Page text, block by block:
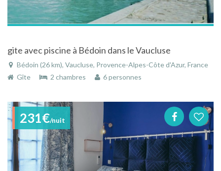
gite avec piscine à Bédoin dans le Vaucluse
Bédoin (26 km), Vaucluse, Provence-Alpes-Côte d'Azur, France
Gîte
2 chambres 6 personnes
231€/nuit